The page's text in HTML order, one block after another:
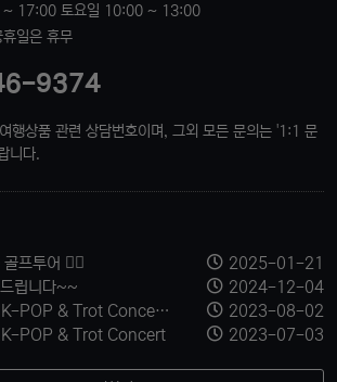
~ 17:00 토요일 10:00 ~ 13:00
일은 휴무
9374
행상품 관련 상담번호이며, 그외 모든 문의는 '1:1 문
니다.
프투어 🏌️‍♂️
2025-01-21
립니다~~
2024-12-04
2023 솔레어 콘서트 K-POP & Trot Concert 티켓 신청 받습니다.
2023-08-02
K-POP & Trot Concert
2023-07-03